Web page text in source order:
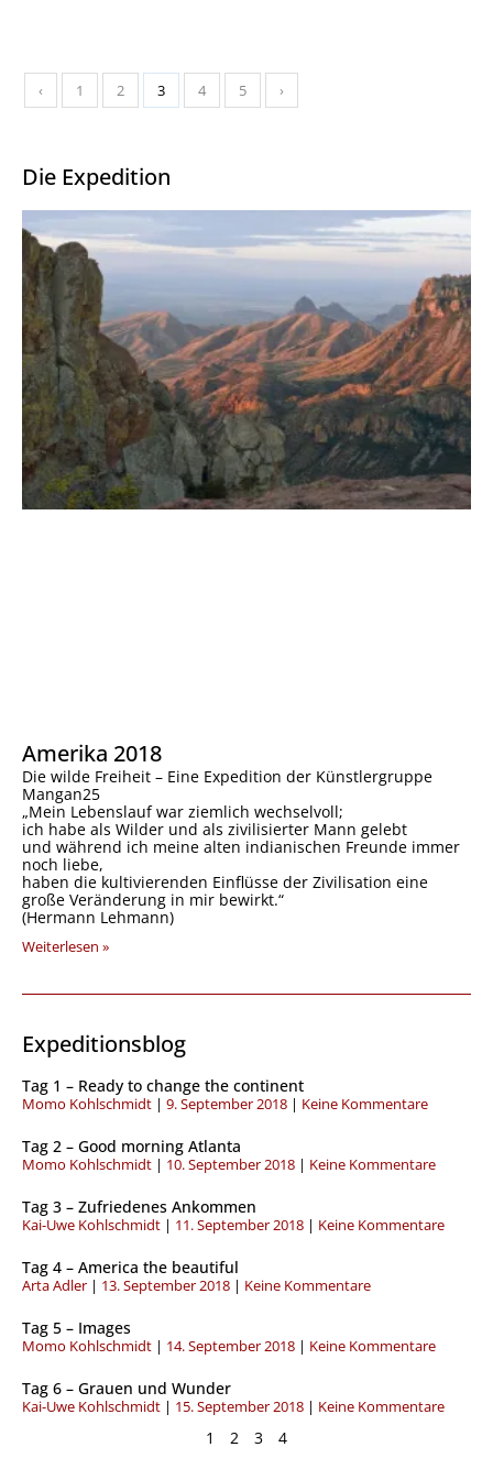
‹ 1 2 3 4 5 ›
Die Expedition
Amerika 2018
Die wilde Freiheit – Eine Expedition der Künstlergruppe
Mangan25
„Mein Lebenslauf war ziemlich wechselvoll;
ich habe als Wilder und als zivilisierter Mann gelebt
und während ich meine alten indianischen Freunde immer
noch liebe,
haben die kultivierenden Einflüsse der Zivilisation eine
große Veränderung in mir bewirkt.“
(Hermann Lehmann)
Weiterlesen »
Expeditionsblog
Tag 1 – Ready to change the continent
Momo Kohlschmidt 9. September 2018 Keine Kommentare
Tag 2 – Good morning Atlanta
Momo Kohlschmidt 10. September 2018 Keine Kommentare
Tag 3 – Zufriedenes Ankommen
Kai-Uwe Kohlschmidt 11. September 2018 Keine Kommentare
Tag 4 – America the beautiful
Arta Adler 13. September 2018 Keine Kommentare
Tag 5 – Images
Momo Kohlschmidt 14. September 2018 Keine Kommentare
Tag 6 – Grauen und Wunder
Kai-Uwe Kohlschmidt 15. September 2018 Keine Kommentare
S
e
t
e
1
S
e
t
e
2
S
e
3
S
e
e
4